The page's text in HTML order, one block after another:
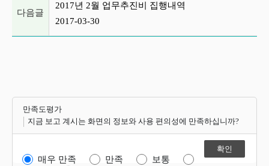
다음글
2017년 2월 업무추진비 집행내역
2017-03-30
만족도평가
지금 보고 계시는 화면의 정보와 사용 편의성에 만족하십니까?
매우 만족 만족
보통